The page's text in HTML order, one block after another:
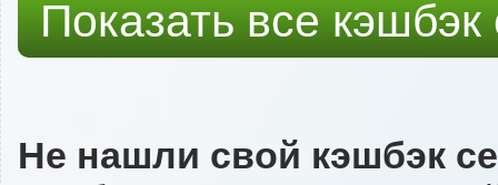
Показать все
Не нашли свой кэшбэк